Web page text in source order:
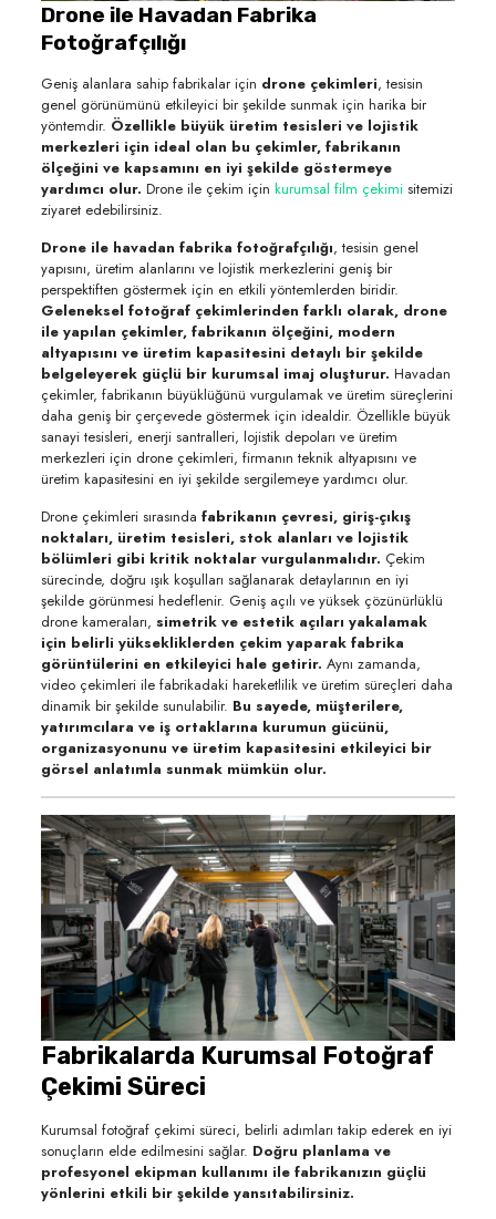
Drone ile Havadan Fabrika
Fotoğrafçılığı
Geniş alanlara sahip fabrikalar için drone çekimleri, tesisin
genel görünümünü etkileyici bir şekilde sunmak için harika bir
yöntemdir. Özellikle büyük üretim tesisleri ve lojistik
merkezleri için ideal olan bu çekimler, fabrikanın
ölçeğini ve kapsamını en iyi şekilde göstermeye
yardımcı olur. Drone ile çekim için kurumsal film çekimisitemizi
ziyaret edebilirsiniz.
Drone ile havadan fabrika fotoğrafçılığı, tesisin genel
yapısını, üretim alanlarını ve lojistik merkezlerini geniş bir
perspektiften göstermek için en etkili yöntemlerden biridir.
Geleneksel fotoğraf çekimlerinden farklı olarak, drone
ile yapılan çekimler, fabrikanın ölçeğini, modern
altyapısını ve üretim kapasitesini detaylı bir şekilde
belgeleyerek güçlü bir kurumsal imaj oluşturur. Havadan
çekimler, fabrikanın büyüklüğünü vurgulamak ve üretim süreçlerini
daha geniş bir çerçevede göstermek için idealdir. Özellikle büyük
sanayi tesisleri, enerji santralleri, lojistik depoları ve üretim
merkezleri için drone çekimleri, firmanın teknik altyapısını ve
üretim kapasitesini en iyi şekilde sergilemeye yardımcı olur.
Drone çekimleri sırasında fabrikanın çevresi, giriş-çıkış
noktaları, üretim tesisleri, stok alanları ve lojistik
bölümleri gibi kritik noktalar vurgulanmalıdır. Çekim
sürecinde, doğru ışık koşulları sağlanarak detaylarının en iyi
şekilde görünmesi hedeflenir. Geniş açılı ve yüksek çözünürlüklü
drone kameraları, simetrik ve estetik açıları yakalamak
için belirli yüksekliklerden çekim yaparak fabrika
görüntülerini en etkileyici hale getirir. Aynı zamanda,
video çekimleri ile fabrikadaki hareketlilik ve üretim süreçleri daha
dinamik bir şekilde sunulabilir. Bu sayede, müşterilere,
yatırımcılara ve iş ortaklarına kurumun gücünü,
organizasyonunu ve üretim kapasitesini etkileyici bir
görsel anlatımla sunmak mümkün olur.
Fabrikalarda Kurumsal Fotoğraf
Çekimi Süreci
Kurumsal fotoğraf çekimi süreci, belirli adımları takip ederek en iyi
sonuçların elde edilmesini sağlar. Doğru planlama ve
profesyonel ekipman kullanımı ile fabrikanızın güçlü
yönlerini etkili bir şekilde yansıtabilirsiniz.